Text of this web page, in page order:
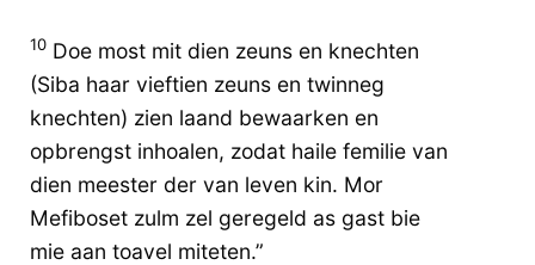
10 Doe most mit dien zeuns en knechten
(Siba haar vieftien zeuns en twinneg
knechten) zien laand bewaarken en
opbrengst inhoalen, zodat haile femilie van
dien meester der van leven kin. Mor
Mefiboset zulm zel geregeld as gast bie
mie aan toavel miteten.”